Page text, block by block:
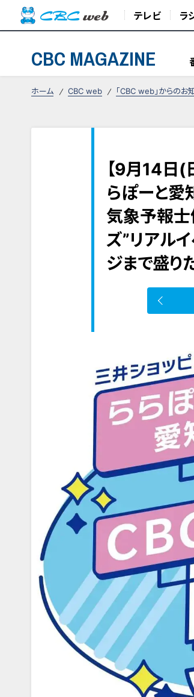
テレビ ラ
CBC MAGAZINE
ホーム CBC web 「CBC web」からのお
【9月14日(
らぽーと
気象予報士
ズ”リアル
ジまで盛り